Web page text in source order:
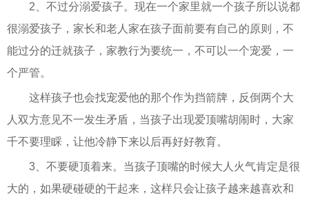
2、不过分溺爱孩子。现在一个家里就一个孩子所以说都
很溺爱孩子，家长和老人家在孩子面前要有自己的原则，不
能过分的迁就孩子，家教行为要统一，不可以一个宠爱，一
个严管。
这样孩子也会找宠爱他的那个作为挡箭牌，反倒两个大
人双方意见不一发生矛盾，当孩子出现爱顶嘴胡闹时，大家
千不要理睬，让他冷静下来以后再好好教育。
3、不要硬顶着来。当孩子顶嘴的时候大人火气肯定是很
大的，如果硬碰硬的干起来，这样只会让孩子越来越喜欢和